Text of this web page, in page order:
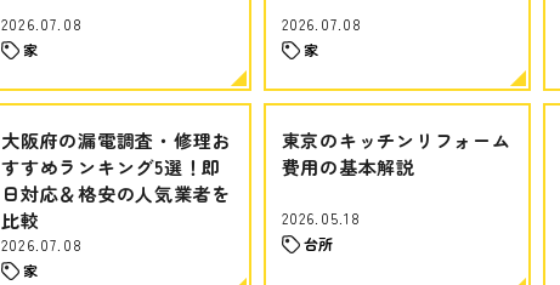
2026.07.08
家
2026.07.08
家
大阪府の漏電調査・修理お
すすめランキング5選！即
日対応＆格安の人気業者を
比較
2026.07.08
家
東京のキッチンリフォーム
費用の基本解説
2026.05.18
台所